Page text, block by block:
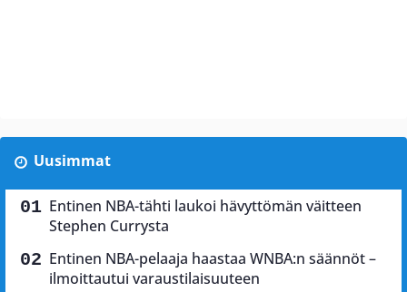
Uusimmat
Entinen NBA-tähti laukoi hävyttömän väitteen
Stephen Currysta
Entinen NBA-pelaaja haastaa WNBA:n säännöt –
ilmoittautui varaustilaisuuteen